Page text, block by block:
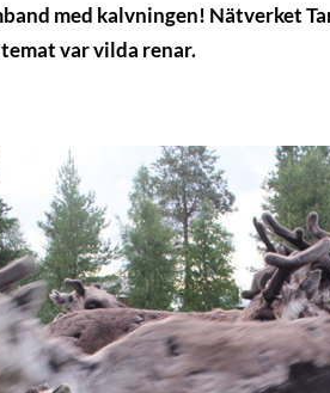
med kalvningen! Nätverket
var vilda renar.